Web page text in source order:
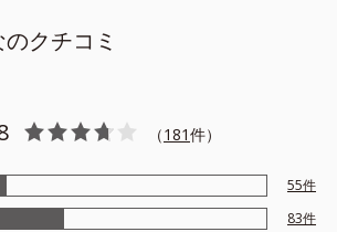
クチコミ
（181件）
55件
83件